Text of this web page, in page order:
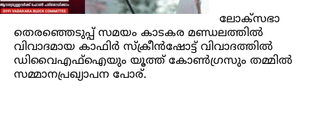
ലോക്സഭാ
തെരഞ്ഞെടുപ്പ് സമയം കാടകര മണ്ഡലത്തിൽ
വിവാദമായ കാഫിർ സ്ക്രീൻഷോട്ട് വിവാദത്തിൽ
ഡിവൈഎഫ്ഐയും യൂത്ത് കോൺ‍​ഗ്രസും തമ്മിൽ
സമ്മാനപ്രഖ്യാപന പോര്.